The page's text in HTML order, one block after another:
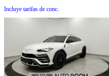
Incluye tarifas de conc.